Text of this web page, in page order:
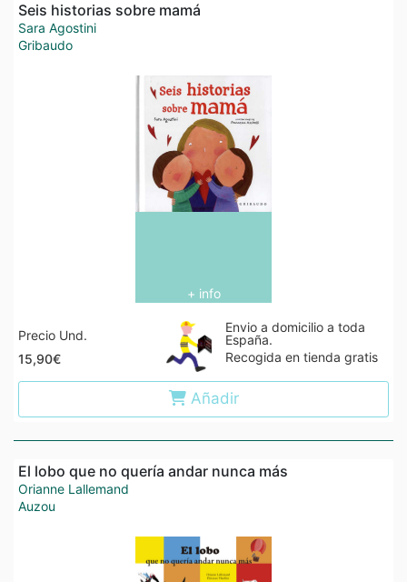
Seis historias sobre mamá
Sara Agostini
Gribaudo
+ info
Precio Und.
15,90€
Envio a domicilio a toda
España.
Recogida en tienda gratis
Añadir
El lobo que no quería andar nunca más
Orianne Lallemand
Auzou